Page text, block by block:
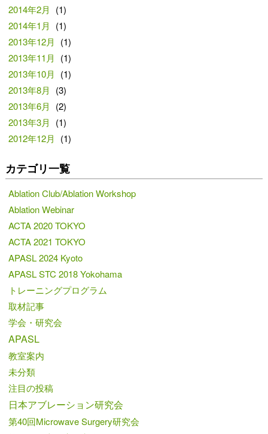
2014年2月
(1)
2014年1月
(1)
2013年12月
(1)
2013年11月
(1)
2013年10月
(1)
2013年8月
(3)
2013年6月
(2)
2013年3月
(1)
2012年12月
(1)
カテゴリ一覧
Ablation Club/Ablation Workshop
Ablation Webinar
ACTA 2020 TOKYO
ACTA 2021 TOKYO
APASL 2024 Kyoto
APASL STC 2018 Yokohama
トレーニングプログラム
取材記事
学会・研究会
APASL
教室案内
未分類
注目の投稿
日本アブレーション研究会
第40回Microwave Surgery研究会